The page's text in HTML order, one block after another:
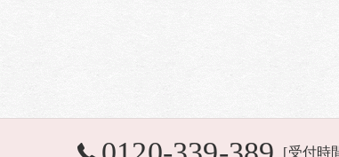
[受付時